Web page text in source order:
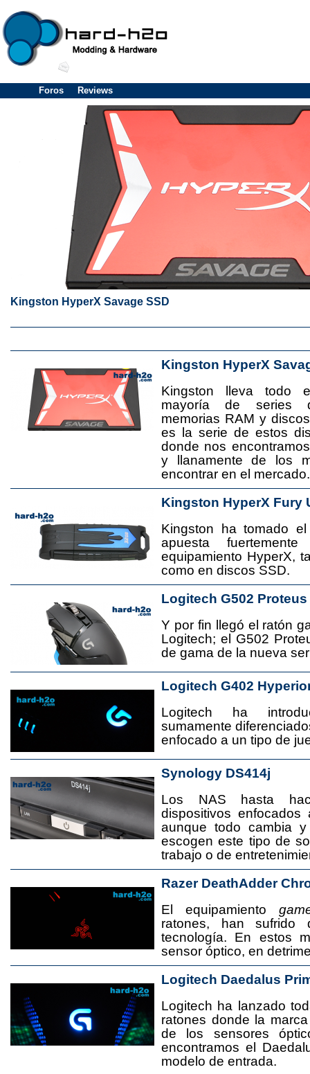
Foros Reviews
Kingston HyperX Savage SSD
Kingston HyperX
Kingston lleva todo
mayoría de series
memorias RAM y
es la serie de estos
donde nos
y llanamente de los
encontrar en el mercado.
Kingston HyperX Fury
Kingston ha tomado
apuesta
equipamiento HyperX,
como en discos SSD.
Logitech G502 Proteus
Y por fin llegó el ratón
Logitech; el G502
de gama de la nueva
Logitech G402
Logitech ha
sumamente
enfocado a un tipo de
Synology DS414j
Los NAS hasta
dispositivos
aunque todo cambia
escogen este tipo de
trabajo o de
Razer DeathAdder
El equipamiento
ratones, han sufrido
tecnología. En estos
sensor óptico, en
Logitech Daedalus
Logitech ha lanzado
ratones donde la
de los sensores
encontramos el
modelo de entrada.